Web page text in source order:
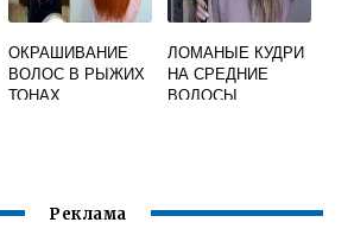
ОКРАШИВАНИЕ
ВОЛОС В РЫЖИХ
ТОНАХ
ЛОМАНЫЕ КУДРИ
НА СРЕДНИЕ
ВОЛОСЫ
Реклама